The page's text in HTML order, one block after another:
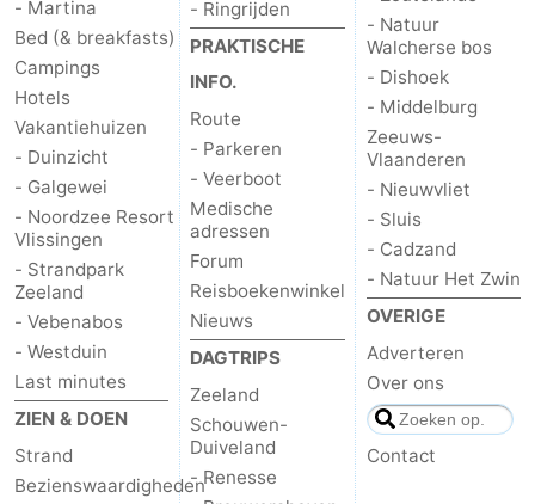
- Martina
Bed (& breakfasts)
Campings
Hotels
Vakantiehuizen
- Duinzicht
- Galgewei
- Noordzee Resort
Vlissingen
- Strandpark
Zeeland
- Vebenabos
- Westduin
Last minutes
ZIEN & DOEN
Strand
Bezienswaardigheden
- Ringrijden
PRAKTISCHE
INFO.
Route
- Parkeren
- Veerboot
Medische
adressen
Forum
Reisboekenwinkel
Nieuws
DAGTRIPS
Zeeland
Schouwen-
Duiveland
- Renesse
- Natuur
Walcherse bos
- Dishoek
- Middelburg
Zeeuws-
Vlaanderen
- Nieuwvliet
- Sluis
- Cadzand
- Natuur Het Zwin
OVERIGE
Adverteren
Over ons
Contact